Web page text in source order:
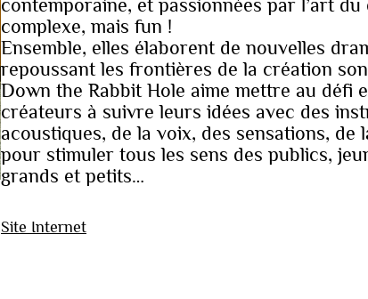
contemporaine, et passionnées par l’art
complexe, mais fun !
Ensemble, elles élaborent de nouvelles
repoussant les frontières de la création
Down the Rabbit Hole aime mettre au défi
créateurs à suivre leurs idées avec des
acoustiques, de la voix, des sensations, de
pour stimuler tous les sens des publics,
grands et petits…
Site Internet